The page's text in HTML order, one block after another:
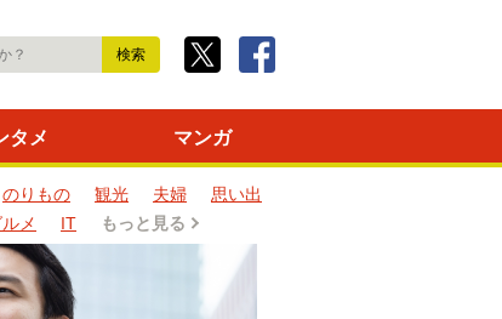
タメ マンガ
のりもの 観光 夫婦
思い出
メ IT もっと見る